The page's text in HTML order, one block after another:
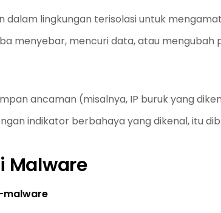
dalam lingkungan terisolasi untuk
menyebar, mencuri data, atau mengubah
ancaman (misalnya, IP buruk yang
indikator berbahaya yang dikenal, itu
Malware
malware